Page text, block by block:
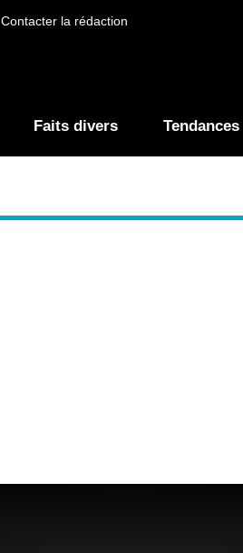
Contacter la rédaction
Faits divers Tendances